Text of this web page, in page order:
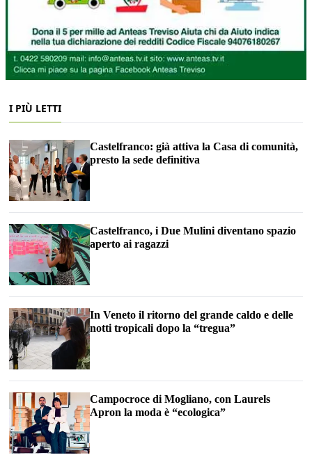
I PIÙ LETTI
Castelfranco: già attiva la Casa di comunità,
presto la sede definitiva
Castelfranco, i Due Mulini diventano spazio
aperto ai ragazzi
In Veneto il ritorno del grande caldo e delle
notti tropicali dopo la “tregua”
Campocroce di Mogliano, con Laurels
Apron la moda è “ecologica”